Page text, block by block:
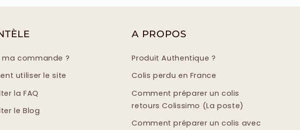
ma commande ?
utiliser le site
la FAQ
le Blog
A PROPOS
Produit Authentique ?
Colis perdu en France
Comment préparer un colis
retours Colissimo (La poste)
Comment préparer un colis avec